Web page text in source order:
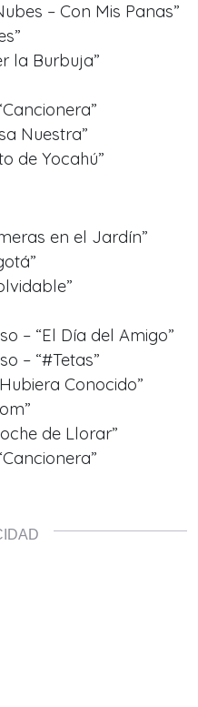
– Con Mis Panas”
la Burbuja”
Nuestra”
de Yocahú”
en el Jardín”
– “El Día del Amigo”
– “#Tetas”
Conocido”
de Llorar”